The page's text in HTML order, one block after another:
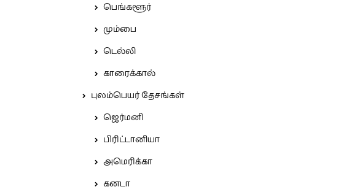
பெங்களூர்
மும்பை
டெல்லி
காரைக்கால்
புலம்பெயர் தேசங்கள்
ஜெர்மனி
பிரிட்டானியா
அமெரிக்கா
கனடா